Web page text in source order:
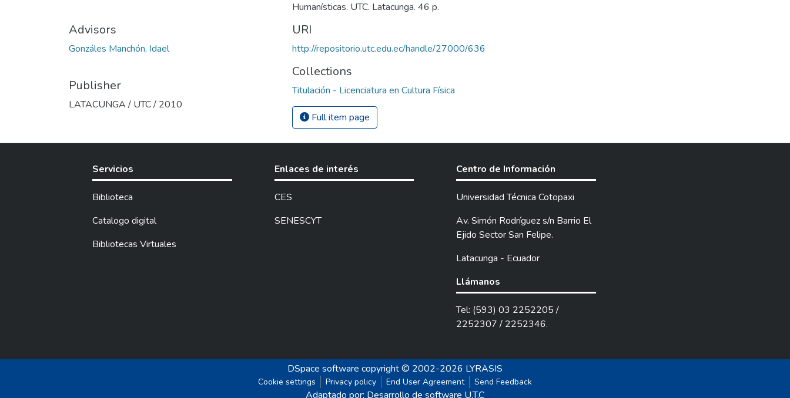
Advisors
Gonzáles Manchón, Idael
Publisher
LATACUNGA / UTC / 2010
Humanísticas. UTC. Latacunga. 46 p.
URI
http://repositorio.utc.edu.ec/handle/27000/636
Collections
Titulación - Licenciatura en Cultura Física
Full item page
Servicios
Biblioteca
Catalogo digital
Bibliotecas Virtuales
Enlaces de interés
CES
SENESCYT
Centro de Información
Universidad Técnica Cotopaxi
Av. Simón Rodríguez s/n Barrio El
Ejido Sector San Felipe.
Latacunga - Ecuador
Llámanos
Tel: (593) 03 2252205 /
2252307 / 2252346.
DSpace software copyright © 2002-2026 LYRASIS
Cookie settings Privacy policy End User Agreement Send Feedback
Adaptado por: Desarrollo de software U.T.C